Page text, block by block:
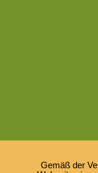
Gemäß der